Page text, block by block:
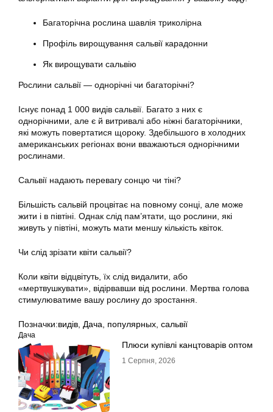
Багаторічна рослина шавлія триколірна
Профіль вирощування сальвії карадонни
Як вирощувати сальвію
Рослини сальвії — однорічні чи багаторічні?
Існує понад 1 000 видів сальвії. Багато з них є
однорічними, але є й витривалі або ніжні багаторічники,
які можуть повертатися щороку. Здебільшого в холодних
американських регіонах вони вважаються однорічними
рослинами.
Сальвії надають перевагу сонцю чи тіні?
Більшість сальвій процвітає на повному сонці, але може
жити і в півтіні. Однак слід пам’ятати, що рослини, які
живуть у півтіні, можуть мати меншу кількість квіток.
Чи слід зрізати квіти сальвії?
Коли квіти відцвітуть, їх слід видалити, або
«мертвушкувати», відірвавши від рослини. Мертва голова
стимулюватиме вашу рослину до зростання.
Позначки:видів, Дача, популярных, сальвії
Дача
Плюси купівлі канцтоварів оптом
1 Серпня, 2026